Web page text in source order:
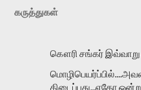
கருத்துகள்
கௌரி சங்கர் இவ்வாறு
கிடைப்பது...ஏதோ